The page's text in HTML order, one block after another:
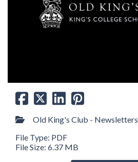
Old King's Club - Newsletters
File Type: PDF
File Size: 6.37 MB